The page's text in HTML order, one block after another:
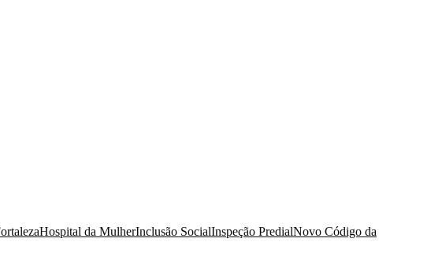
Hospital da MulherInclusão SocialInspeção PredialNovo Código da